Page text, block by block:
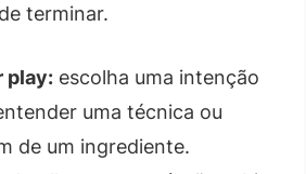
terminar.
play: escolha uma intenção
uma técnica ou
de um ingrediente.